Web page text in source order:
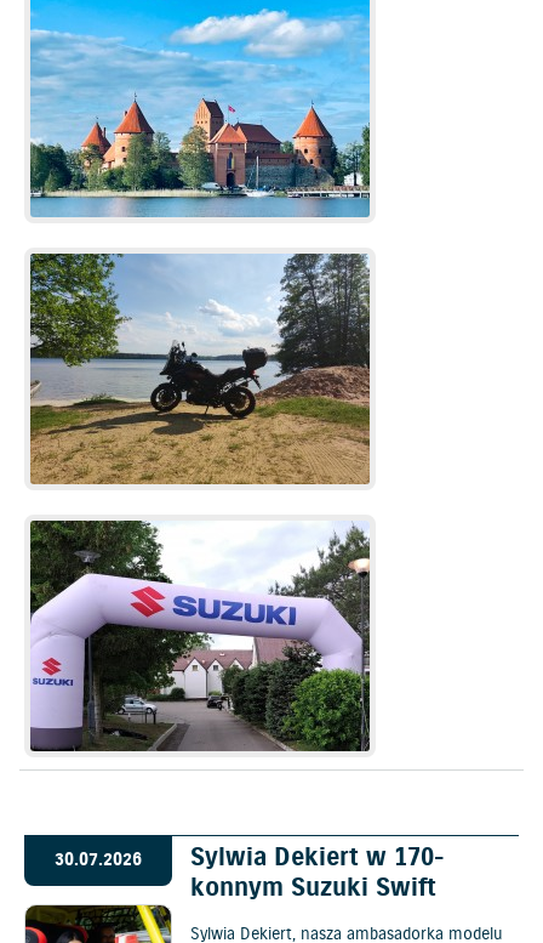
30.07.2026
Sylwia Dekiert w 170-
konnym Suzuki Swift
Sylwia Dekiert, nasza ambasadorka modelu